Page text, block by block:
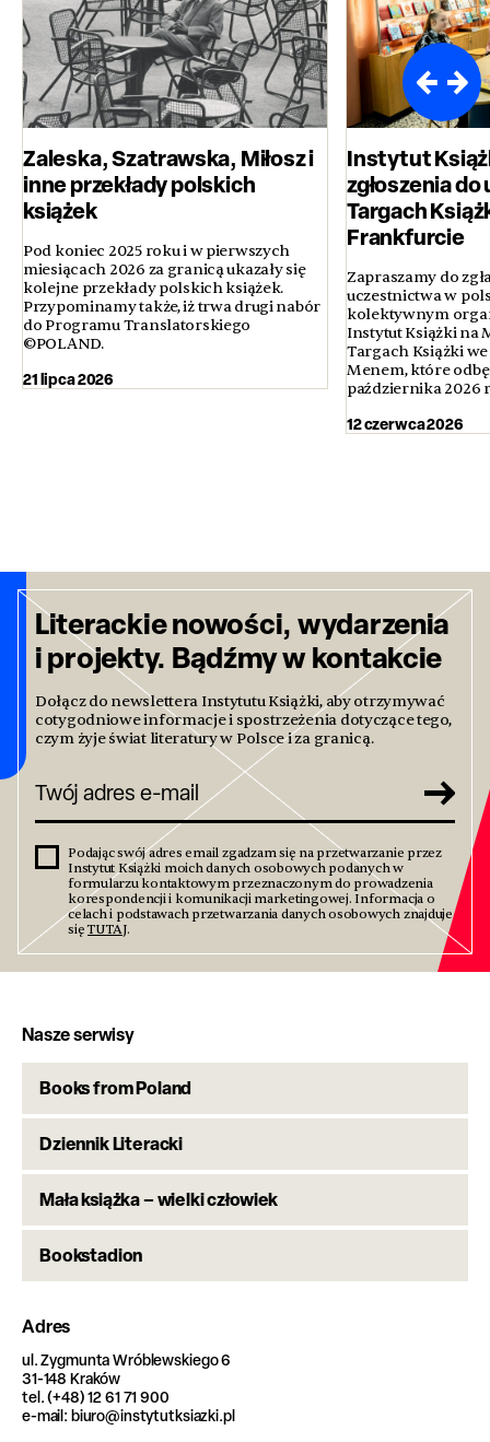
Zaleska, Szatrawska, Miłosz i
inne przekłady polskich
książek
Pod koniec 2025 roku i w pierwszych
miesiącach 2026 za granicą ukazały się
kolejne przekłady polskich książek.
Przypominamy także, iż trwa drugi nabór
do Programu Translatorskiego
©POLAND.
21 lipca 2026
Instytut
zgłoszenia do
Targach
Frankfurcie
Zapraszamy do
uczestnictwa w
kolektywnym
Instytut Książki na
Targach Książki
Menem, które
października 2026
12 czerwca 2026
Literackie nowości, wydarzenia
i projekty. Bądźmy w kontakcie
Dołącz do newslettera Instytutu Książki, aby otrzymywać
cotygodniowe informacje i spostrzeżenia dotyczące tego,
czym żyje świat literatury w Polsce i za granicą.
Podając swój adres email zgadzam się na przetwarzanie przez
Instytut Książki moich danych osobowych podanych w
formularzu kontaktowym przeznaczonym do prowadzenia
korespondencji i komunikacji marketingowej. Informacja o
celach i podstawach przetwarzania danych osobowych znajduje
sięTUTAJ.
Nasze serwisy
Books from Poland
Dziennik Literacki
Mała książka – wielki człowiek
Bookstadion
Adres
ul. Zygmunta Wróblewskiego 6
31-148 Kraków
tel. (+48) 12 61 71 900
e-mail: biuro@instytutksiazki.pl